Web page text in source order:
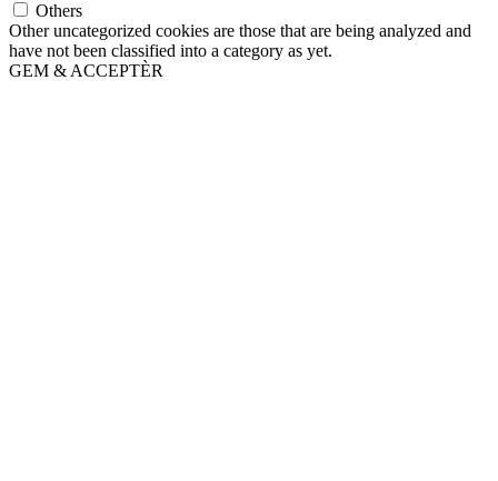
Others
Other uncategorized cookies are those that are being analyzed and
have not been classified into a category as yet.
GEM & ACCEPTÈR